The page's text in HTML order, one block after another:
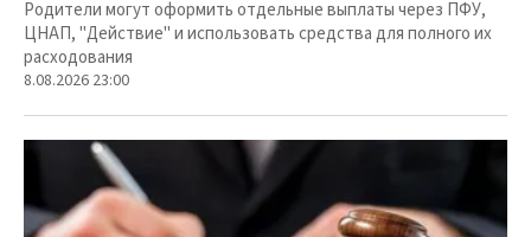
Родители могут оформить отдельные выплаты через ПФУ,
ЦНАП, "Действие" и использовать средства для полного их
расходования
8.08.2026 23:00